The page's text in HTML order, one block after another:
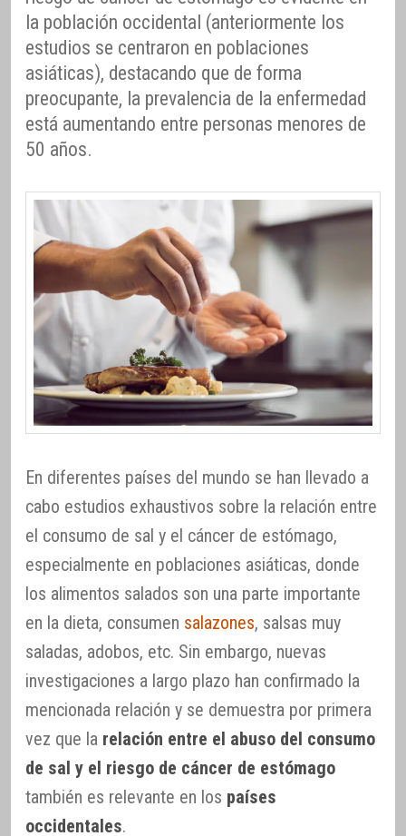
la población occidental (anteriormente los
estudios se centraron en poblaciones
asiáticas), destacando que de forma
preocupante, la prevalencia de la enfermedad
está aumentando entre personas menores de
50 años.
En diferentes países del mundo se han llevado a
cabo estudios exhaustivos sobre la relación entre
el consumo de sal y el cáncer de estómago,
especialmente en poblaciones asiáticas, donde
los alimentos salados son una parte importante
en la dieta, consumen salazones, salsas muy
saladas, adobos, etc. Sin embargo, nuevas
investigaciones a largo plazo han confirmado la
mencionada relación y se demuestra por primera
vez que la relación entre el abuso del consumo
de sal y el riesgo de cáncer de estómago
también es relevante en los países
occidentales.